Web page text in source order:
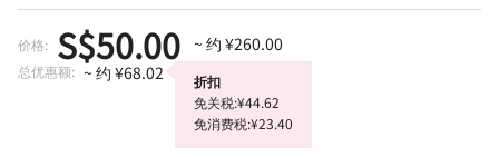
价格: S$50.00 ~ 约 ¥260.00
总优惠额: ~ 约 ¥68.02
折扣
免关税:¥44.62
免消费税:¥23.40